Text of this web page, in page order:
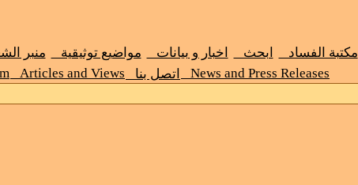
مكتبة الفساد ابحث اخبار و بيانات مواضيع توثيقية منبر
News and Press Releases
اتصل بنا Articles and Views